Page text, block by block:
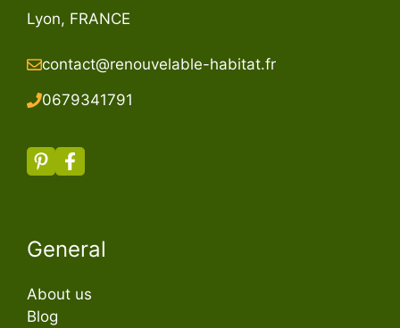
Lyon, FRANCE
contact@renouvelable-habitat.fr
0679341791
General
About us
Blog